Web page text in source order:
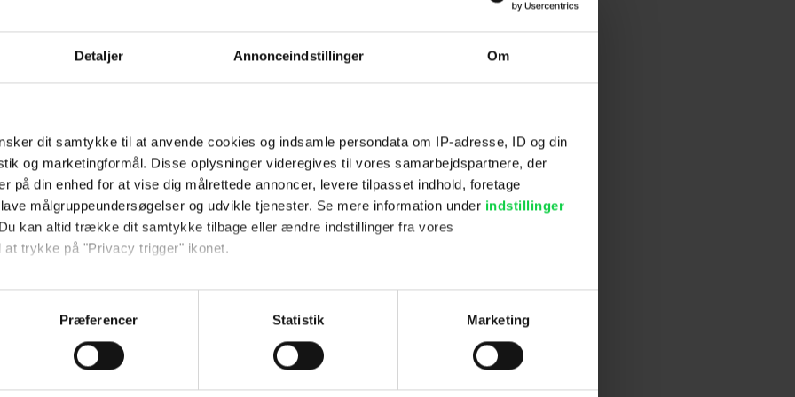
Detaljer Annonceindstillinger Om
dit samtykke til at anvende cookies og indsamle persondata om IP-adresse, ID og din
og marketingformål. Disse oplysninger videregives til vores samarbejdspartnere, der
på din enhed for at vise dig målrettede annoncer, levere tilpasset indhold, foretage
målgruppeundersøgelser og udvikle tjenester. Se mere information under indstillinger
kan altid trække dit samtykke tilbage eller ændre indstillinger fra vores
at trykke på "Privacy trigger" ikonet.
gerne:
om din placering, der kan være nøjagtig inden for få meter
Præferencer Statistik Marketing
Robbie Williams. Det var lidt vildt, fortæller Levi.
filmskaber
er gode venner med instruktørens hustru,
mig at møde ham, for han er min
starquality over ham, tilføjer hun.
film primært siden 2021, herunder
til Venedig Film Festival samme år.
Levi en karriere som producer og model.
med filmen 'One Battle After Another'.